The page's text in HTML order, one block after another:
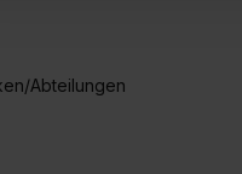
mit Wirkung für die
Abteilungen